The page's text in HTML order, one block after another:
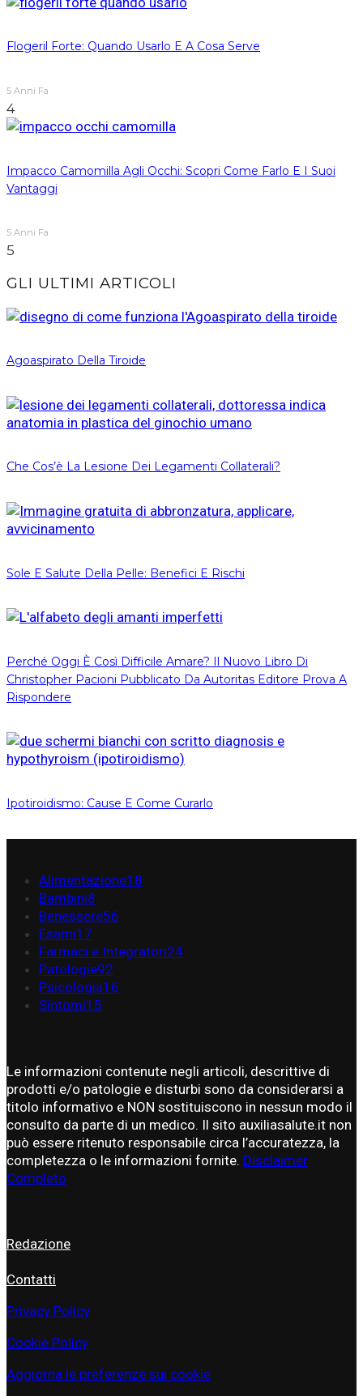
Flogeril Forte: Quando Usarlo E A Cosa Serve
5 Anni Fa
4
Impacco Camomilla Agli Occhi: Scopri Come Farlo E I Suoi
Vantaggi
5 Anni Fa
5
GLI ULTIMI ARTICOLI
Agoaspirato Della Tiroide
Che Cos’è La Lesione Dei Legamenti Collaterali?
Sole E Salute Della Pelle: Benefici E Rischi
Perché Oggi È Così Difficile Amare? Il Nuovo Libro Di
Christopher Pacioni Pubblicato Da Autoritas Editore Prova A
Rispondere
Ipotiroidismo: Cause E Come Curarlo
Alimentazione18
Bambini8
Benessere56
Esami17
Farmaci e Integratori24
Patologie92
Psicologia16
Sintomi15
Le informazioni contenute negli articoli, descrittive di
prodotti e/o patologie e disturbi sono da considerarsi a
titolo informativo e NON sostituiscono in nessun modo il
consulto da parte di un medico. Il sito auxiliasalute.it non
può essere ritenuto responsabile circa l’accuratezza, la
completezza o le informazioni fornite. Disclaimer
Completo
Redazione
Contatti
Privacy Policy
Cookie Policy
Aggiorna le preferenze sui cookie